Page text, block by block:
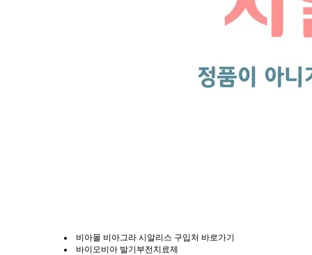
비아몰 비아그라 시알리스 구입처 바로가기
바이오비아 발기부전치료제